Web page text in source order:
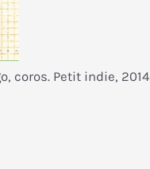
coros. Petit indie, 2014